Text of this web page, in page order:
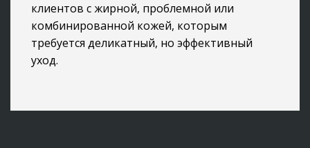
клиентов с жирной, проблемной или
комбинированной кожей, которым
требуется деликатный, но эффективный
уход.